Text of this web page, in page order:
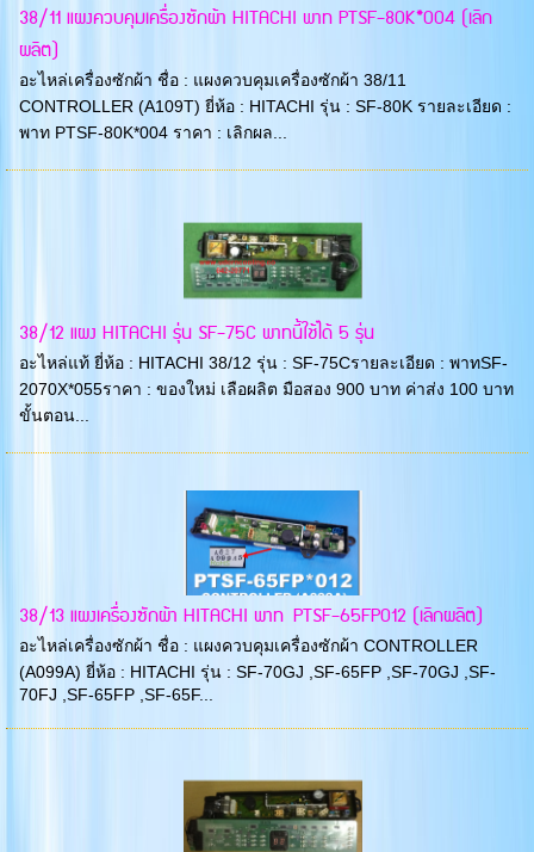
38/11 แผงควบคุมเครื่องซักผ้า HITACHI พาท PTSF-80K*004 (เลิก
ผลิต)
อะไหล่เครื่องซักผ้า ชื่อ : แผงควบคุมเครื่องซักผ้า 38/11
CONTROLLER (A109T) ยี่ห้อ : HITACHI รุ่น : SF-80K รายละเอียด :
พาท PTSF-80K*004 ราคา : เลิกผล...
38/12 แผง HITACHI รุ่น SF-75C พาทนี้ใช้ได้ 5 รุ่น
อะไหล่แท้ ยี่ห้อ : HITACHI 38/12 รุ่น : SF-75Cรายละเอียด : พาทSF-
2070X*055ราคา : ของใหม่ เลือผลิต มือสอง 900 บาท ค่าส่ง 100 บาท
ขั้นตอน...
38/13 แผงเครื่องซักผ้า HITACHI พาท PTSF-65FP012 (เลิกผลิต)
อะไหล่เครื่องซักผ้า ชื่อ : แผงควบคุมเครื่องซักผ้า CONTROLLER
(A099A) ยี่ห้อ : HITACHI รุ่น : SF-70GJ ,SF-65FP ,SF-70GJ ,SF-
70FJ ,SF-65FP ,SF-65F...